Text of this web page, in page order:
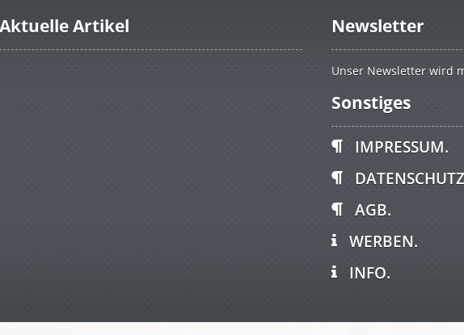
Aktuelle Artikel Newsletter
Unser Newsletter wird
Sonstiges
IMPRESSUM.
AGB.
WERBEN.
INFO.